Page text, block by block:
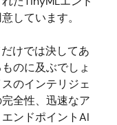
しています。
けでは決してあ
のに及ぶでしょ
のインテリジェ
全性、迅速なア
ンドポイントAI